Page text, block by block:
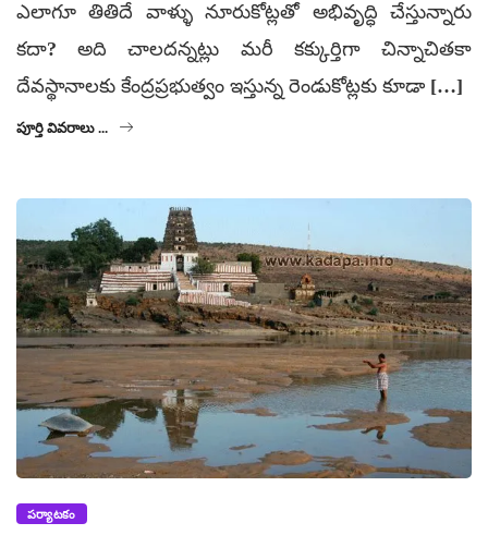
ఎలాగూ తితిదే వాళ్ళు నూరుకోట్లతో అభివృద్ధి చేస్తున్నారు
కదా? అది చాలదన్నట్లు మరీ కక్కుర్తిగా చిన్నాచితకా
దేవస్థానాలకు కేంద్రప్రభుత్వం ఇస్తున్న రెండుకోట్లకు కూడా […]
పూర్తి వివరాలు ...
పర్యాటకం